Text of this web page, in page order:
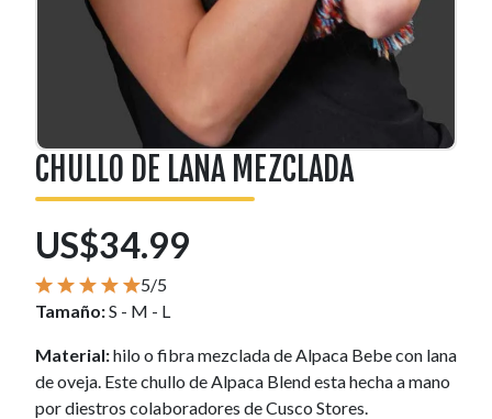
CHULLO DE LANA MEZCLADA
US$34.99
5/5
Tamaño:S - M - L
Material:hilo o fibra mezclada de Alpaca Bebe con lana
de oveja. Este chullo de Alpaca Blend esta hecha a mano
por diestros colaboradores de Cusco Stores.